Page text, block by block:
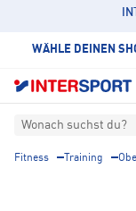
WÄHLE DEINEN
Wonach suchst du?
Fitness Training